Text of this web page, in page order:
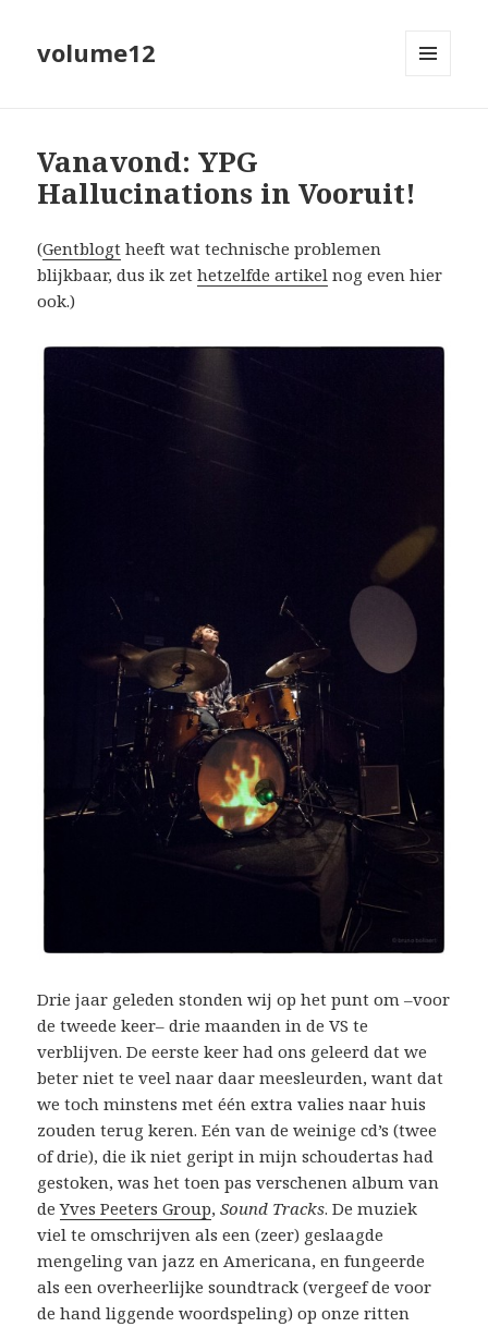
volume12
Vanavond: YPG
Hallucinations in Vooruit!
(Gentblogt heeft wat technische problemen
blijkbaar, dus ik zethetzelfde artikel nog even hier
ook.)
Drie jaar geleden stonden wij op het punt om –voor
de tweede keer– drie maanden in de VS te
verblijven. De eerste keer had ons geleerd dat we
beter niet te veel naar daar meesleurden, want dat
we toch minstens met één extra valies naar huis
zouden terug keren. Eén van de weinige cd’s (twee
of drie), die ik niet geript in mijn schoudertas had
gestoken, was het toen pas verschenen album van
deYves Peeters Group,Sound Tracks. De muziek
viel te omschrijven als een (zeer) geslaagde
mengeling van jazz en Americana, en fungeerde
als een overheerlijke soundtrack (vergeef de voor
de hand liggende woordspeling) op onze ritten